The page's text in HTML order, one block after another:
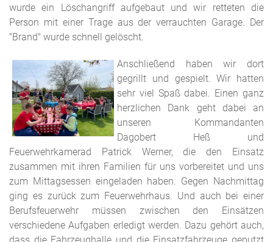
wurde ein Löschangriff aufgebaut und wir retteten die
Person mit einer Trage aus der verrauchten Garage. Der
"Brand" wurde schnell gelöscht.
Anschließend haben wir dort
gegrillt und gespielt. Wir hatten
sehr viel Spaß dabei. Einen ganz
herzlichen Dank geht dabei an
unseren Kommandanten
Dagobert Heß und
Feuerwehrkamerad Patrick Werner, die den Einsatz
zusammen mit ihren Familien für uns vorbereitet und uns
zum Mittagsessen eingeladen haben. Gegen Nachmittag
ging es zurück zum Feuerwehrhaus. Und auch bei einer
Berufsfeuerwehr müssen zwischen den Einsätzen
verschiedene Aufgaben erledigt werden. Dazu gehört auch,